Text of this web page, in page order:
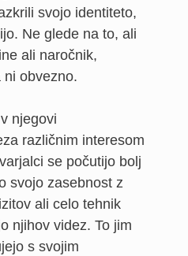
svojo identiteto,
Ne glede na to, ali
ali naročnik,
ni obvezno.
njegovi
različnim interesom
se počutijo bolj
svojo zasebnost z
ali celo tehnik
njihov videz. To jim
s svojim